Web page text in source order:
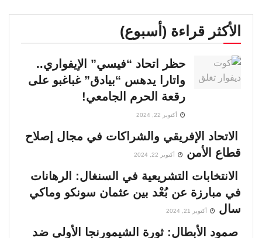
الأكثر قراءة (أسبوع)
حظر اتحاد “فيسي” الإيفواري..
واتارا يدهس “بيادق” غباغبو على
رقعة الحرم الجامعي!
أكتوبر 22, 2024
الاتحاد الإفريقي والشراكات في مجال إصلاح
قطاع الأمن
أكتوبر 22, 2024
الانتخابات التشريعية في السنغال: الرهانات
في مبارزة عن بُعْد بين عثمان سونكو وماكي
سال
أكتوبر 21, 2024
صمود الأبطال: ثورة الشيمورنجا الأولى ضد